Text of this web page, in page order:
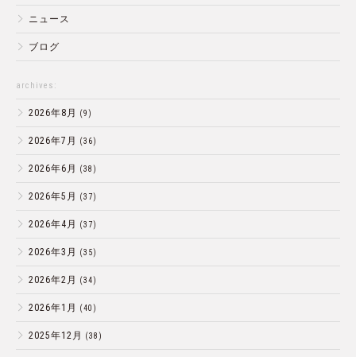
ニュース
ブログ
archives:
2026年8月 (9)
2026年7月 (36)
2026年6月 (38)
2026年5月 (37)
2026年4月 (37)
2026年3月 (35)
2026年2月 (34)
2026年1月 (40)
2025年12月 (38)